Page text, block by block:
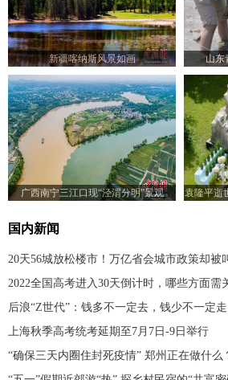
新疆喀纳斯风景如画 山东
广西南宁三江口现“泾渭分明”景观
袁隆平逝
国内新闻
20天56城放松楼市！万亿省会城市政策却被
2022全国高考进入30天倒计时，哪些方面需
后浪“Z世代”：钱多不一定去，钱少不一定走
上海秋季高考统考延期至7月7日-9日举行
“确保三天内圈住封死疫情” 郑州正在做什么